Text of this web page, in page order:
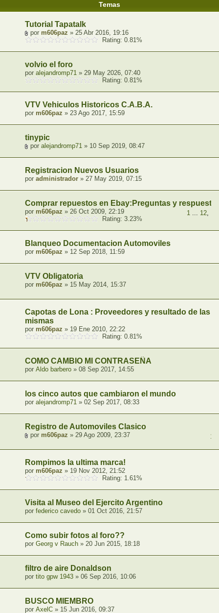
Temas
Tutorial Tapatalk
por m606paz » 25 Abr 2016, 19:16
Rating: 0.81%
volvio el foro
por alejandromp71 » 29 May 2026, 07:40
Rating: 0.81%
VTV Vehiculos Historicos C.A.B.A.
por m606paz » 23 Ago 2017, 15:59
tinypic
por alejandromp71 » 10 Sep 2019, 08:47
Registracion Nuevos Usuarios
por administrador » 27 May 2019, 07:15
Comprar repuestos en Ebay:Preguntas y
1 ... 12,
por m606paz » 26 Oct 2009, 22:19
Rating: 3.23%
Blanqueo Documentacion Automoviles
por m606paz » 12 Sep 2018, 11:59
VTV Obligatoria
por m606paz » 15 May 2014, 15:37
Capotas de Lona : Proveedores y resultado de las
mismas
por m606paz » 19 Ene 2010, 22:22
Rating: 0.81%
COMO CAMBIO MI CONTRASEÑA
por Aldo barbero » 08 Sep 2017, 14:55
los cinco autos que cambiaron el mundo
por alejandromp71 » 02 Sep 2017, 08:33
Registro de Automoviles Clasico
1
por m606paz » 29 Ago 2009, 23:37
Rompimos la ultima marca!
por m606paz » 19 Nov 2012, 21:52
Rating: 1.61%
Visita al Museo del Ejercito Argentino
por federico cavedo » 01 Oct 2016, 21:57
Como subir fotos al foro??
por Georg v Rauch » 20 Jun 2015, 18:18
filtro de aire Donaldson
por tito gpw 1943 » 06 Sep 2016, 10:06
BUSCO MIEMBRO
por AxelC » 15 Jun 2016, 09:37